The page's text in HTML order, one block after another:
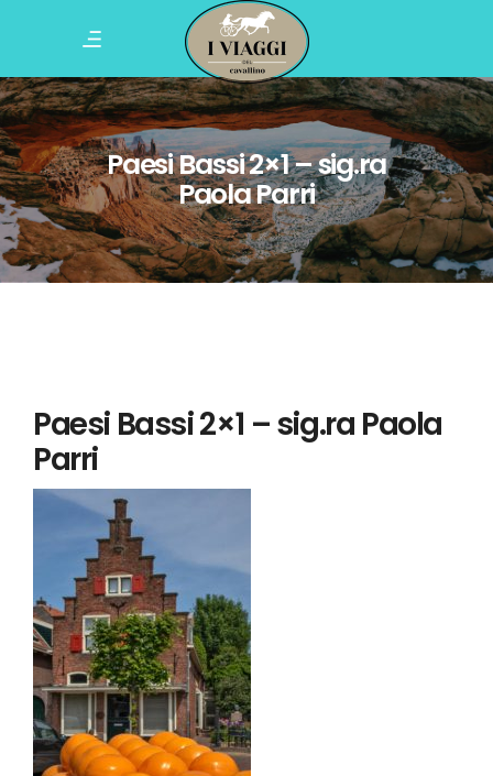
Paesi Bassi 2×1 – sig.ra
Paola Parri
Paesi Bassi 2×1 – sig.ra Paola
Parri